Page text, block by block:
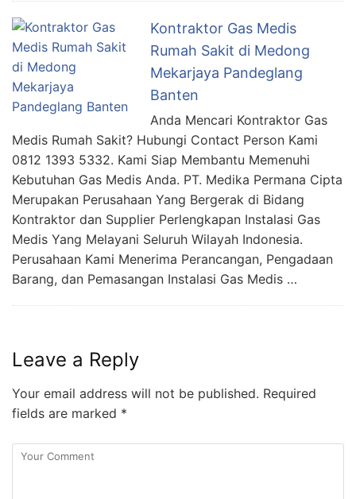
Kontraktor Gas Medis
Rumah Sakit di Medong
Mekarjaya Pandeglang
Banten
Anda Mencari Kontraktor Gas
Medis Rumah Sakit? Hubungi Contact Person Kami
0812 1393 5332. Kami Siap Membantu Memenuhi
Kebutuhan Gas Medis Anda. PT. Medika Permana Cipta
Merupakan Perusahaan Yang Bergerak di Bidang
Kontraktor dan Supplier Perlengkapan Instalasi Gas
Medis Yang Melayani Seluruh Wilayah Indonesia.
Perusahaan Kami Menerima Perancangan, Pengadaan
Barang, dan Pemasangan Instalasi Gas Medis …
Leave a Reply
Your email address will not be published. Required
fields are marked *